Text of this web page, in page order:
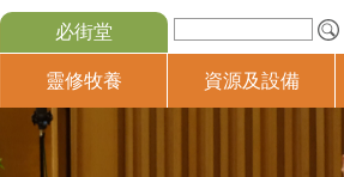
必街堂
靈修牧養 資源及設備